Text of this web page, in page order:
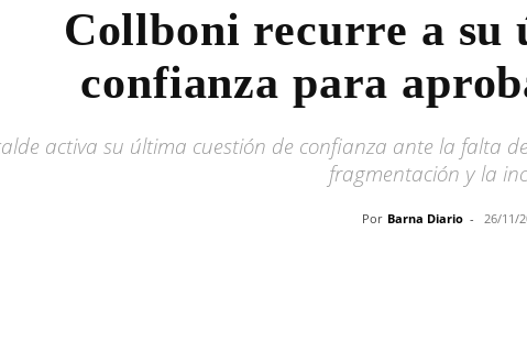
Diario
Collboni recurre a su
confianza para
activa su última cuestión de confianza ante la falta
fragmentación y la
Por Barna Diario - 26/11/